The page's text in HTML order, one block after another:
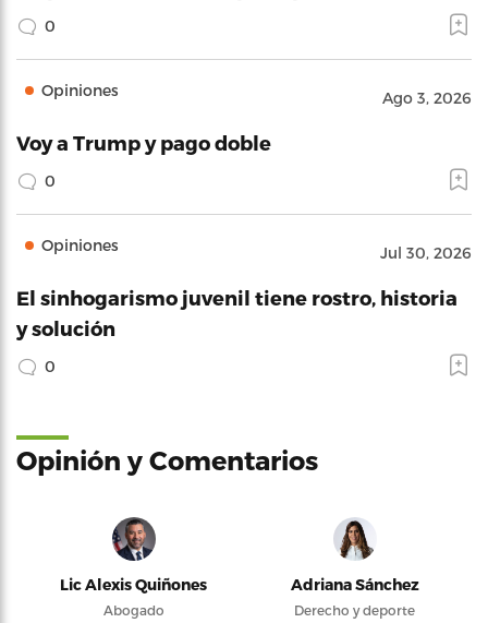
0
Opiniones Ago 3, 2026
Voy a Trump y pago doble
0
Opiniones Jul 30, 2026
El sinhogarismo juvenil tiene rostro, historia
y solución
0
Opinión y Comentarios
Lic Alexis Quiñones
Abogado
Adriana Sánchez
Derecho y deporte